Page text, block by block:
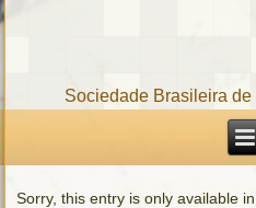
Sociedade Brasileira
Sorry, this entry is only available in